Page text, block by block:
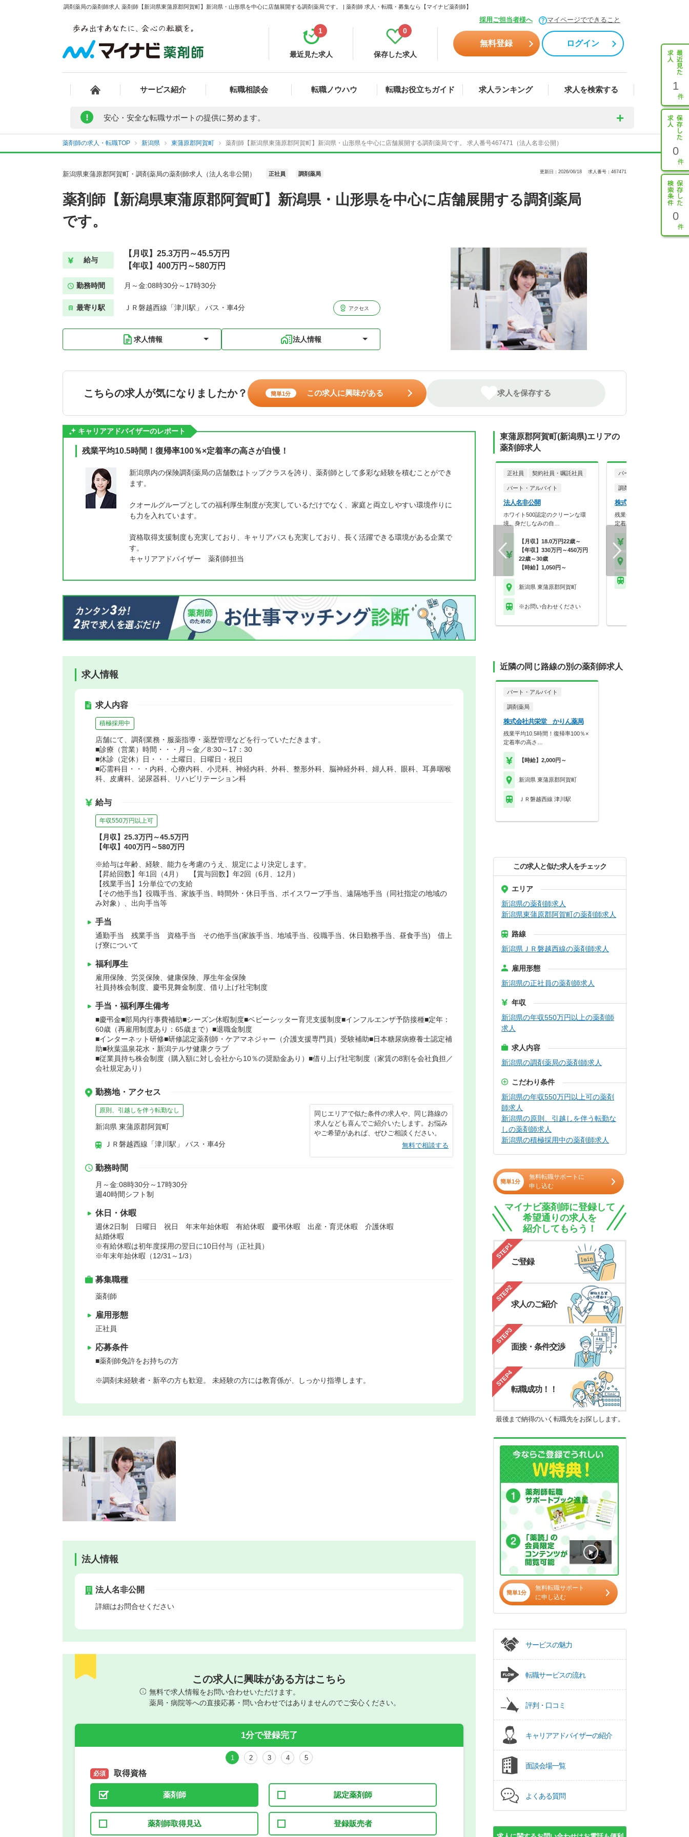
調剤薬局の薬剤師求人 薬剤師【新潟県東蒲原郡阿賀町】新潟県・山形県を中心に店舗展開する調剤薬局です。 | 薬剤師 求人・転職・募集なら【マイナビ薬剤師】
採用ご担当者様へ マイページでできること
最近見た求人
1
保存した求人
0
無料登録 ログイン
サービス紹介 転職相談会 転職ノウハウ 転職お役立ちガイド 求人ランキング 求人を検索する 1
0
0
! 安心・安全な転職サポートの提供に努めます。
薬剤師の求人・転職TOP 新潟県 東蒲原郡阿賀町 薬剤師【新潟県東蒲原郡阿賀町】新潟県・山形県を中心に店舗展開する調剤薬局です。 求人番号467471（法人名非公開）
新潟県東蒲原郡阿賀町・調剤薬局の薬剤師求人（法人名非公開） 正社員 調剤薬局 更新日：2026/06/18 求人番号：467471
薬剤師【新潟県東蒲原郡阿賀町】新潟県・山形県を中心に店舗展開する調剤薬局
です。
給与
【月収】25.3万円～45.5万円
【年収】400万円～580万円
勤務時間 月～金:08時30分～17時30分
最寄り駅 ＪＲ磐越西線「津川駅」 バス・車4分 アクセス
求人情報 法人情報
こちらの求人が気になりましたか？ 簡単1分 この求人に興味がある 求人を保存する
キャリアアドバイザーのレポート
残業平均10.5時間！復帰率100％×定着率の高さが自慢！
新潟県内の保険調剤薬局の店舗数はトップクラスを誇り、薬剤師として多彩な経験を積むことができ
ます。
クオールグループとしての福利厚生制度が充実しているだけでなく、家庭と両立しやすい環境作りに
も力を入れています。
資格取得支援制度も充実しており、キャリアパスも充実しており、長く活躍できる環境がある企業で
す。
キャリアアドバイザー 薬剤師担当
求人情報
求人内容
積極採用中
店舗にて、調剤業務・服薬指導・薬歴管理などを行っていただきます。
■診療（営業）時間・・・月～金／8:30～17：30
■休診（定休）日・・・土曜日、日曜日・祝日
■応需科目・・・内科、心療内科、小児科、神経内科、外科、整形外科、脳神経外科、婦人科、眼科、耳鼻咽喉
科、皮膚科、泌尿器科、リハビリテーション科
給与
年収550万円以上可
【月収】25.3万円～45.5万円
【年収】400万円～580万円
※給与は年齢、経験、能力を考慮のうえ、規定により決定します。
【昇給回数】年1回（4月） 【賞与回数】年2回（6月、12月）
【残業手当】1分単位での支給
【その他手当】役職手当、家族手当、時間外・休日手当、ボイスワープ手当、遠隔地手当（同社指定の地域の
み対象）、出向手当等
手当
通勤手当 残業手当 資格手当 その他手当(家族手当、地域手当、役職手当、休日勤務手当、昼食手当) 借上
げ寮について
福利厚生
雇用保険、労災保険、健康保険、厚生年金保険
社員持株会制度、慶弔見舞金制度、借り上げ社宅制度
手当・福利厚生備考
■慶弔金■部局内行事費補助■シーズン休暇制度■ベビーシッター育児支援制度■インフルエンザ予防接種■定年：
60歳（再雇用制度あり：65歳まで）■退職金制度
■インターネット研修■研修認定薬剤師・ケアマネジャー（介護支援専門員）受験補助■日本糖尿病療養士認定補
助■秋葉温泉花水・新潟テルサ健康クラブ
■従業員持ち株会制度（購入額に対し会社から10％の奨励金あり）■借り上げ社宅制度（家賃の8割を会社負担／
会社規定あり）
勤務地・アクセス
原則、引越しを伴う転勤なし
新潟県 東蒲原郡阿賀町
ＪＲ磐越西線「津川駅」 バス・車4分
同じエリアで似た条件の求人や、同じ路線の
求人なども喜んでご紹介いたします。お悩み
やご希望があれば、ぜひご相談ください。
無料で相談する
勤務時間
月～金:08時30分～17時30分
週40時間シフト制
休日・休暇
週休2日制 日曜日 祝日 年末年始休暇 有給休暇 慶弔休暇 出産・育児休暇 介護休暇
結婚休暇
※有給休暇は初年度採用の翌日に10日付与（正社員）
※年末年始休暇（12/31～1/3）
募集職種
薬剤師
雇用形態
正社員
応募条件
■薬剤師免許をお持ちの方
※調剤未経験者・新卒の方も歓迎。 未経験の方には教育係が、しっかり指導します。
法人情報
法人名非公開
詳細はお問合せください
この求人に興味がある方はこちら
無料で求人情報をお問い合わせいただけます。
薬局・病院等への直接応募・問い合わせではありませんのでご安心ください。
1分で登録完了
1 2 3 4 5
必須 取得資格
薬剤師 認定薬剤師
薬剤師取得見込 登録販売者
希望の働き方
正社員
東蒲原郡阿賀町(新潟県)エリアの
薬剤師求人
正社員 契約社員・嘱託社員
パート・アルバイト
法人名非公開
ホワイト500認定のクリーンな環
境。身だしなみの自…
【月収】18.0万円22歳～
【年収】330万円～450万円
22歳～30歳
【時給】1,050円～
新潟県 東蒲原郡阿賀町
※お問い合わせください
パート・アルバイト
調剤薬局
株式会社共栄堂 かりん
残業平均10.5時間！復帰率
定着率の高さ…
近隣の同じ路線の別の薬剤師求人
パート・アルバイト
調剤薬局
株式会社共栄堂 かりん薬局
残業平均10.5時間！復帰率100％×
定着率の高さ…
【時給】2,000円～
新潟県 東蒲原郡阿賀町
ＪＲ磐越西線 津川駅
この求人と似た求人をチェック
エリア
新潟県の薬剤師求人
新潟県東蒲原郡阿賀町の薬剤師求人
路線
新潟県ＪＲ磐越西線の薬剤師求人
雇用形態
新潟県の正社員の薬剤師求人
年収
新潟県の年収550万円以上の薬剤師
求人
求人内容
新潟県の調剤薬局の薬剤師求人
こだわり条件
新潟県の年収550万円以上可の薬剤
師求人
新潟県の原則、引越しを伴う転勤な
しの薬剤師求人
新潟県の積極採用中の薬剤師求人
簡単1分
無料転職サポートに
申し込む
マイナビ薬剤師に登録して
希望通りの求人を
紹介してもらう！
STEP1
ご登録
STEP2
求人のご紹介
STEP3
面接・条件交渉
STEP4
転職成功！！
最後まで納得のいく転職先をお探しします。
簡単1分
無料転職サポート
に申し込む
サービスの魅力
転職サービスの流れ
評判・口コミ
キャリアアドバイザーの紹介
面談会場一覧
よくある質問